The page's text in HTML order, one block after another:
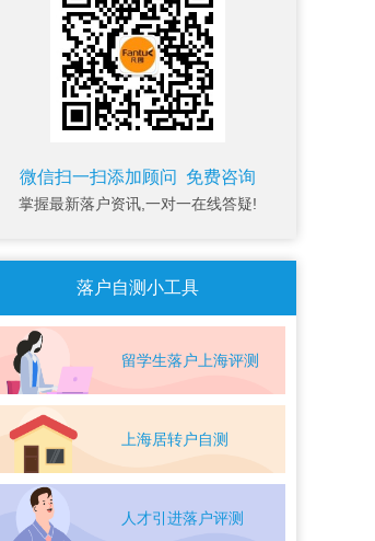
微信扫一扫添加顾问 免费咨询
掌握最新落户资讯,一对一在线答疑!
落户自测小工具
留学生落户上海评测
上海居转户自测
人才引进落户评测